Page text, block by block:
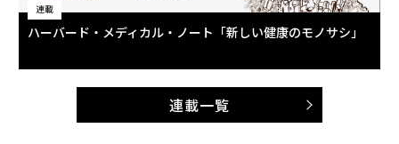
連載
ハーバード・メディカル・ノート「新しい健康のモノサシ」
連載一覧